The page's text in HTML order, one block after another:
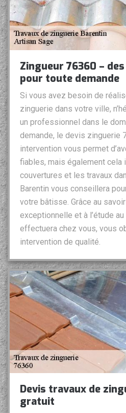
Zingueur 76360 –
pour toute demande
Si vous avez besoin de
zinguerie dans votre ville,
un professionnel dans le
demande, le devis zinguerie
intervention vous permet
fiables, mais également cela
couvertures et les travaux
Barentin vous conseillera
votre bâtisse. Grâce au
exceptionnelle et à l’étude au
effectuera chez vous, vous
intervention de qualité.
Devis travaux de
gratuit